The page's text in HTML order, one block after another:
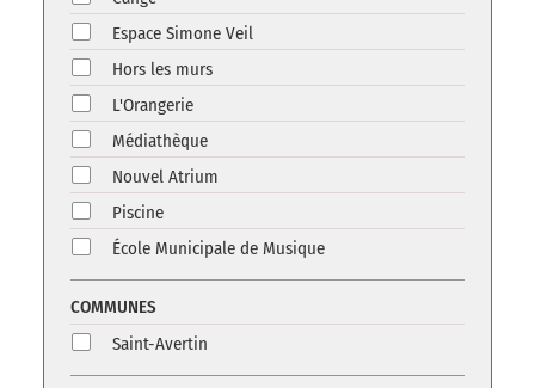
Espace Simone Veil
Hors les murs
L'Orangerie
Médiathèque
Nouvel Atrium
Piscine
École Municipale de Musique
COMMUNES
Saint-Avertin